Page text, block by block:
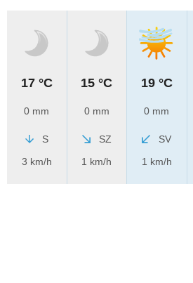
17 °C
0 mm
S
3 km/h
15 °C
0 mm
SZ
1 km/h
19 °C
0 mm
SV
1 km/h